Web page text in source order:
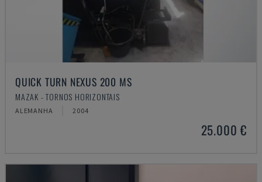
QUICK TURN NEXUS 200 MS
MAZAK - TORNOS HORIZONTAIS
ALEMANHA 2004
25.000 €